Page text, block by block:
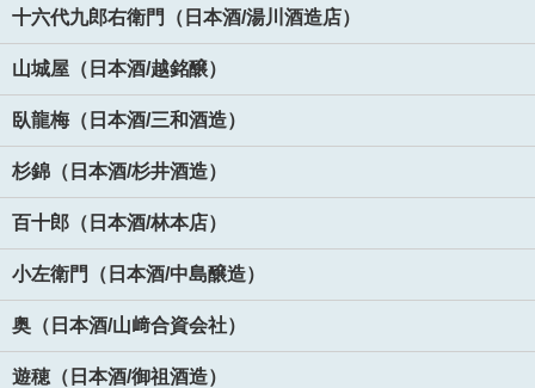
十六代九郎右衛門（日本酒/湯川酒造店）
山城屋（日本酒/越銘醸）
臥龍梅（日本酒/三和酒造）
杉錦（日本酒/杉井酒造）
百十郎（日本酒/林本店）
小左衛門（日本酒/中島醸造）
奥（日本酒/山﨑合資会社）
遊穂（日本酒/御祖酒造）